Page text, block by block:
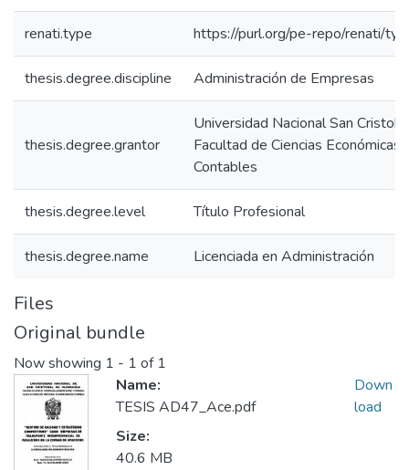
renati.type https://purl.org/pe-repo/renati/
thesis.degree.discipline Administración de Empresas
thesis.degree.grantor
Universidad Nacional San
Facultad de Ciencias
Contables
thesis.degree.level Título Profesional
thesis.degree.name Licenciada en Administración
Files
Original bundle
Now showing 1 - 1 of 1
Name:
TESIS AD47_Ace.pdf
Size:
40.6 MB
Down
load